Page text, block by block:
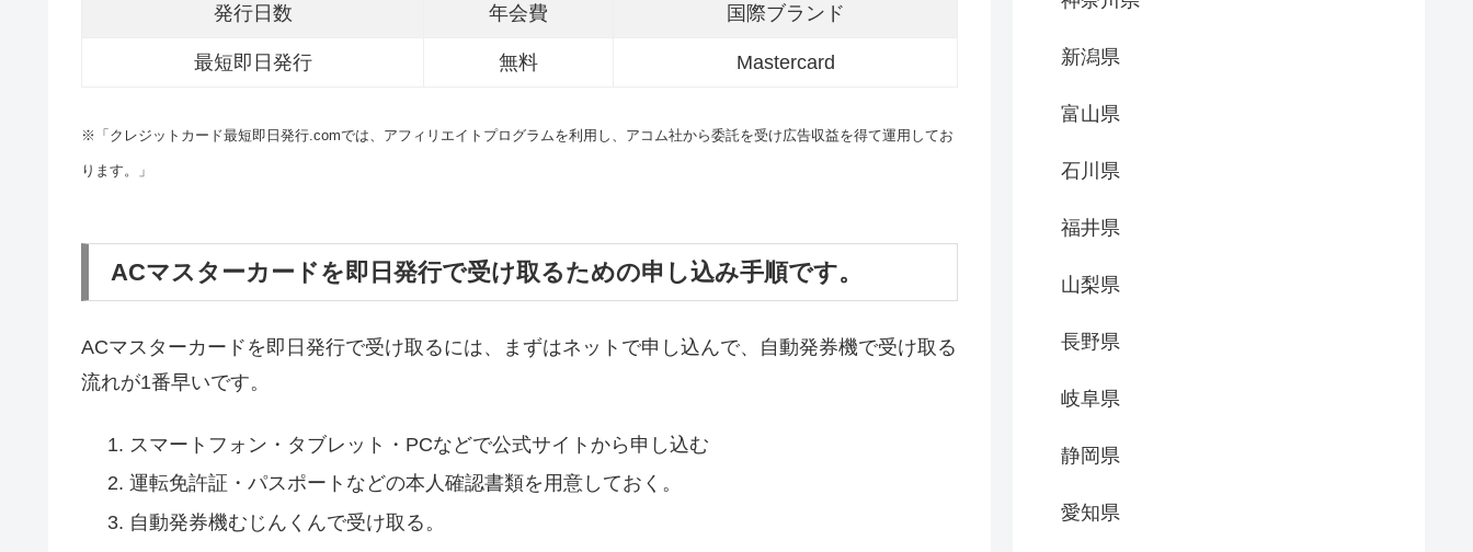
発行日数 年会費 国際ブランド
最短即日発行 無料 Mastercard
※「クレジットカード最短即日発行.comでは、アフィリエイトプログラムを利用し、アコム社から委託を受け広告収益を得て運用してお
ります。」
ACマスターカードを即日発行で受け取るための申し込み手順です。
ACマスターカードを即日発行で受け取るには、まずはネットで申し込んで、自動発券機で受け取る
流れが1番早いです。
スマートフォン・タブレット・PCなどで公式サイトから申し込む
運転免許証・パスポートなどの本人確認書類を用意しておく。
自動発券機むじんくんで受け取る。
新潟県
富山県
石川県
福井県
山梨県
長野県
岐阜県
静岡県
愛知県